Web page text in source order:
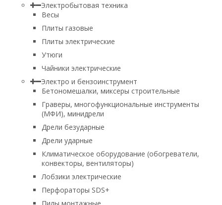
Электробытовая техника
Весы
Плиты газовые
Плиты электрические
Утюги
Чайники электрические
Электро и бензоинструмент
Бетономешалки, миксеры строительные
Граверы, многофункциональные инструменты
(МФИ), минидрели
Дрели безударные
Дрели ударные
Климатическое оборудование (обогреватели,
конвекторы, вентиляторы)
Лобзики электрические
Перфораторы SDS+